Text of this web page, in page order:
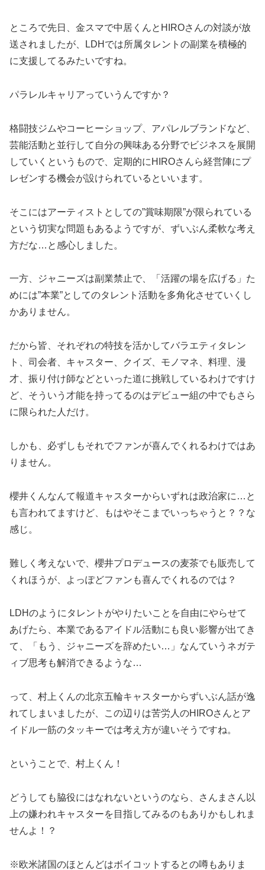
ところで先日、金スマで中居くんとHIROさんの対談が放
送されましたが、LDHでは所属タレントの副業を積極的
に支援してるみたいですね。
パラレルキャリアっていうんですか？
格闘技ジムやコーヒーショップ、アパレルブランドなど、
芸能活動と並行して自分の興味ある分野でビジネスを展開
していくというもので、定期的にHIROさんら経営陣にプ
レゼンする機会が設けられているといいます。
そこにはアーティストとしての”賞味期限”が限られている
という切実な問題もあるようですが、ずいぶん柔軟な考え
方だな…と感心しました。
一方、ジャニーズは副業禁止で、「活躍の場を広げる」た
めには”本業”としてのタレント活動を多角化させていくし
かありません。
だから皆、それぞれの特技を活かしてバラエティタレン
ト、司会者、キャスター、クイズ、モノマネ、料理、漫
才、振り付け師などといった道に挑戦しているわけですけ
ど、そういう才能を持ってるのはデビュー組の中でもさら
に限られた人だけ。
しかも、必ずしもそれでファンが喜んでくれるわけではあ
りません。
櫻井くんなんて報道キャスターからいずれは政治家に…と
も言われてますけど、もはやそこまでいっちゃうと？？な
感じ。
難しく考えないで、櫻井プロデュースの麦茶でも販売して
くれほうが、よっぽどファンも喜んでくれるのでは？
LDHのようにタレントがやりたいことを自由にやらせて
あげたら、本業であるアイドル活動にも良い影響が出てき
て、「もう、ジャニーズを辞めたい…」なんていうネガテ
ィブ思考も解消できるような…
って、村上くんの北京五輪キャスターからずいぶん話が逸
れてしまいましたが、この辺りは苦労人のHIROさんとア
イドル一筋のタッキーでは考え方が違いそうですね。
ということで、村上くん！
どうしても脇役にはなれないというのなら、さんまさん以
上の嫌われキャスターを目指してみるのもありかもしれま
せんよ！？
※欧米諸国のほとんどはボイコットするとの噂もありま